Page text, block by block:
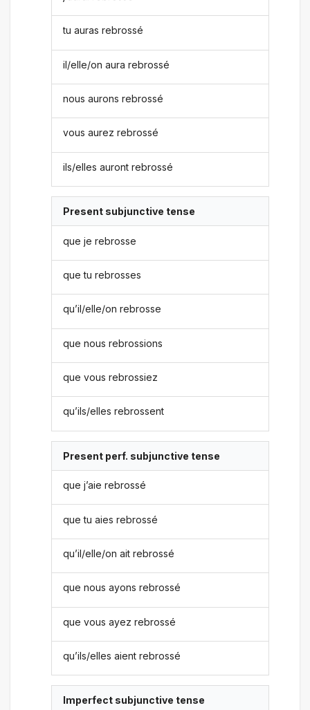
tu auras rebrossé
il/elle/on aura rebrossé
nous aurons rebrossé
vous aurez rebrossé
ils/elles auront rebrossé
Present subjunctive tense
que je rebrosse
que tu rebrosses
qu’il/elle/on rebrosse
que nous rebrossions
que vous rebrossiez
qu’ils/elles rebrossent
Present perf. subjunctive tense
que j’aie rebrossé
que tu aies rebrossé
qu’il/elle/on ait rebrossé
que nous ayons rebrossé
que vous ayez rebrossé
qu’ils/elles aient rebrossé
Imperfect subjunctive tense